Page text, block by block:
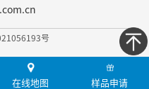
号
在线地图 样品申请